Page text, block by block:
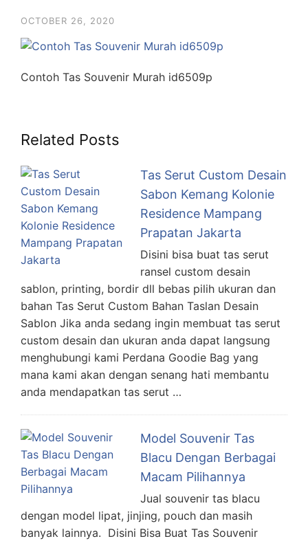
OCTOBER 26, 2020
Contoh Tas Souvenir Murah id6509p
Related Posts
Tas Serut Custom Desain
Sabon Kemang Kolonie
Residence Mampang
Prapatan Jakarta
Disini bisa buat tas serut
ransel custom desain
sablon, printing, bordir dll bebas pilih ukuran dan
bahan Tas Serut Custom Bahan Taslan Desain
Sablon Jika anda sedang ingin membuat tas serut
custom desain dan ukuran anda dapat langsung
menghubungi kami Perdana Goodie Bag yang
mana kami akan dengan senang hati membantu
anda mendapatkan tas serut …
Model Souvenir Tas
Blacu Dengan Berbagai
Macam Pilihannya
Jual souvenir tas blacu
dengan model lipat, jinjing, pouch dan masih
banyak lainnya. Disini Bisa Buat Tas Souvenir